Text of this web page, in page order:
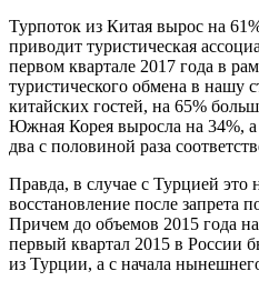
Турпоток из Китая вырос на
приводит туристическая
первом квартале 2017 года в
туристического обмена в нашу
китайских гостей, на 65%
Южная Корея выросла на 34%, а
два с половиной раза
Правда, в случае с Турцией это
восстановление после запрета
Причем до объемов 2015 года
первый квартал 2015 в России
из Турции, а с начала